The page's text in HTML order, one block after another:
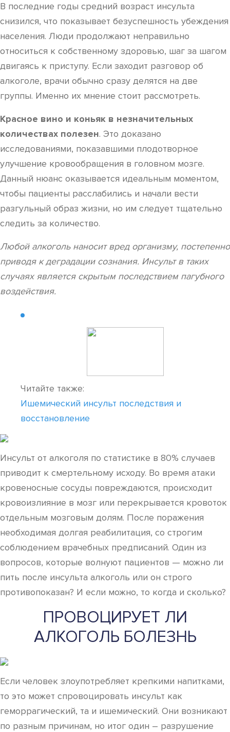
В последние годы средний возраст инсульта
снизился, что показывает безуспешность убеждения
населения. Люди продолжают неправильно
относиться к собственному здоровью, шаг за шагом
двигаясь к приступу. Если заходит разговор об
алкоголе, врачи обычно сразу делятся на две
группы. Именно их мнение стоит рассмотреть.
Красное вино и коньяк в незначительных
количествах полезен. Это доказано
исследованиями, показавшими плодотворное
улучшение кровообращения в головном мозге.
Данный нюанс оказывается идеальным моментом,
чтобы пациенты расслабились и начали вести
разгульный образ жизни, но им следует тщательно
следить за количество.
Любой алкоголь наносит вред организму, постепенно
приводя к деградации сознания. Инсульт в таких
случаях является скрытым последствием пагубного
воздействия.
Читайте также:
Ишемический инсульт последствия и
восстановление
Инсульт от алкоголя по статистике в 80% случаев
приводит к смертельному исходу. Во время атаки
кровеносные сосуды повреждаются, происходит
кровоизлияние в мозг или перекрывается кровоток
отдельным мозговым долям. После поражения
необходимая долгая реабилитация, со строгим
соблюдением врачебных предписаний. Один из
вопросов, которые волнуют пациентов — можно ли
пить после инсульта алкоголь или он строго
противопоказан? И если можно, то когда и сколько?
ПРОВОЦИРУЕТ ЛИ
АЛКОГОЛЬ БОЛЕЗНЬ
Если человек злоупотребляет крепкими напитками,
то это может спровоцировать инсульт как
геморрагический, та и ишемический. Они возникают
по разным причинам, но итог один – разрушение